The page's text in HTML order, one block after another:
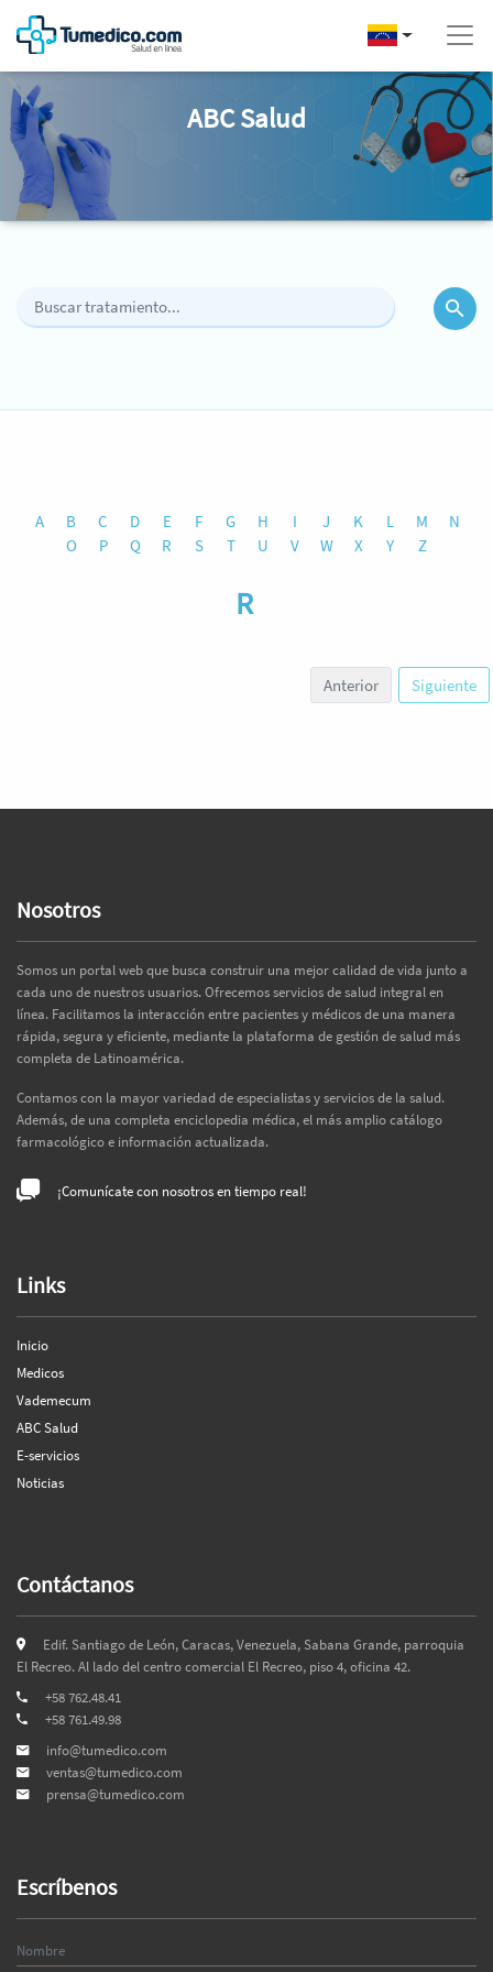
ABC Salud
A B C D E F G H I J K L M
N
O
P Q R S T U V W X Y Z
R
Anterior Siguiente
Nosotros
Somos un portal web que busca construir una mejor calidad de vida junto a
cada uno de nuestros usuarios. Ofrecemos servicios de salud integral en
línea. Facilitamos la interacción entre pacientes y médicos de una manera
rápida, segura y eficiente, mediante la plataforma de gestión de salud más
completa de Latinoamérica.
Contamos con la mayor variedad de especialistas y servicios de la salud.
Además, de una completa enciclopedia médica, el más amplio catálogo
farmacológico e información actualizada.
¡Comunícate con nosotros en tiempo real!
Links
Inicio
Medicos
Vademecum
ABC Salud
E-servicios
Noticias
Contáctanos
Edif. Santiago de León, Caracas, Venezuela, Sabana Grande, parroquia
El Recreo. Al lado del centro comercial El Recreo, piso 4, oficina 42.
+58 762.48.41
+58 761.49.98
info@tumedico.com
ventas@tumedico.com
prensa@tumedico.com
Escríbenos